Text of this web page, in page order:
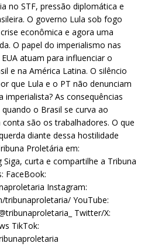
no STF, pressão diplomática e
O governo Lula sob fogo
econômica e agora uma
O papel do imperialismo nas
atuam para influenciar o
e na América Latina. O silêncio
que Lula e o PT não denunciam
As consequências
o Brasil se curva ao
são os trabalhadores. O que
diante dessa hostilidade
Proletária em:
curta e compartilhe a Tribuna
FaceBook:
Instagram:
YouTube:
Twitter/X:
TikTok: